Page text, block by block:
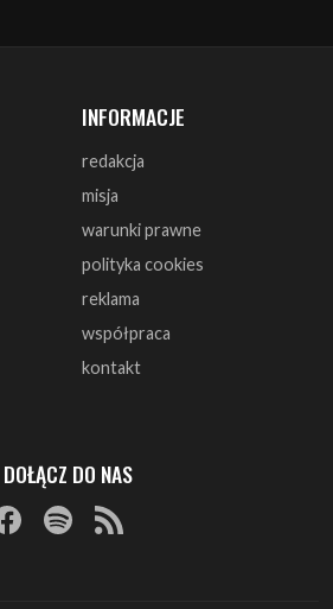
INFORMACJE
redakcja
misja
warunki prawne
polityka cookies
reklama
współpraca
kontakt
DOŁĄCZ DO NAS